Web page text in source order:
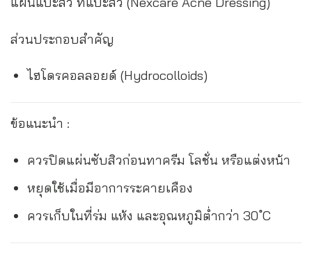
ส่วนประกอบสำคัญ
ไฮโดรคอลลอยด์ (Hydrocolloids)
ข้อแนะนำ :
ควรปิดแผ่นซับสิวก่อนทาครีม โลชั่น หรือแต่งหน้า
หยุดใช้เมื่อมีอาการระคายเคือง
ควรเก็บในที่ร่ม แห้ง และอุณหภูมิต่ำกว่า 30 ํC